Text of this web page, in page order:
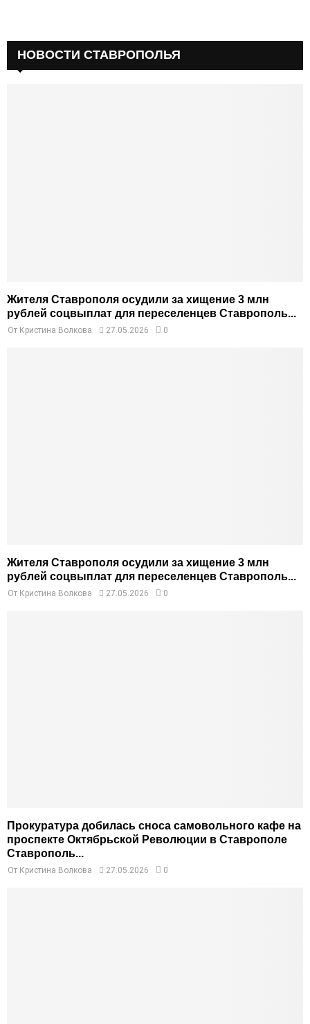
НОВОСТИ СТАВРОПОЛЬЯ
Жителя Ставрополя осудили за хищение 3 млн
рублей соцвыплат для переселенцев Ставрополь...
От Кристина Волкова 27.05.2026 0
Жителя Ставрополя осудили за хищение 3 млн
рублей соцвыплат для переселенцев Ставрополь...
От Кристина Волкова 27.05.2026 0
Прокуратура добилась сноса самовольного кафе на
проспекте Октябрьской Революции в Ставрополе
Ставрополь...
От Кристина Волкова 27.05.2026 0